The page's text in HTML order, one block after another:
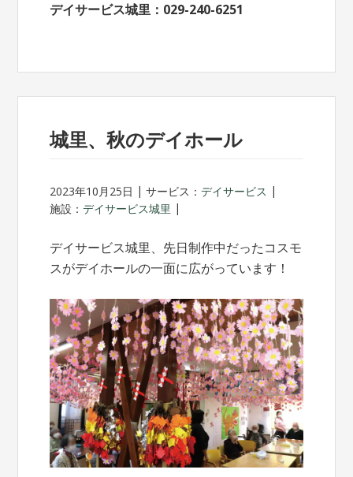
デイサービス城里：029-240-6251
城里、秋のデイホール
2023年10月25日 サービス：デイサービス
施設：デイサービス城里
デイサービス城里、先日制作中だったコスモ
スがデイホールの一面に広がっています！